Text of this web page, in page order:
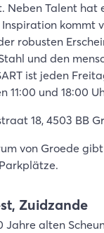
Neben Talent hat
kommt
robusten
und den
ist jeden
11:00 und 18:00
18, 4503 BB
von Groede
Zuidzande
Jahre alten